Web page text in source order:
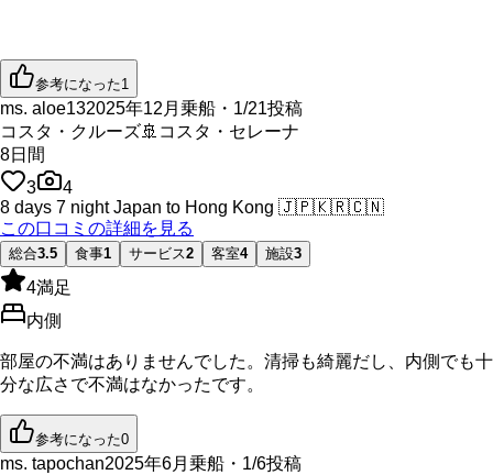
参考になった1
ms. aloe132025年12月乗船・1/21投稿
コスタ・クルーズ🚢 コスタ・セレーナ
8日間
3
4
8 days 7 night Japan to Hong Kong 🇯🇵🇰🇷🇨🇳
この口コミの詳細を見る
総合3.5 食事1 サービス2 客室4 施設3
4満足
内側
部屋の不満はありませんでした。清掃も綺麗だし、内側でも十
分な広さで不満はなかったです。
参考になった0
ms. tapochan2025年6月乗船・1/6投稿